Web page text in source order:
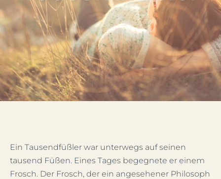
Mein Account
Facebook
Instagram
Ein Tausendfüßler war unterwegs auf seinen
tausend Füßen. Eines Tages begegnete er einem
Frosch. Der Frosch, der ein angesehener Philosoph